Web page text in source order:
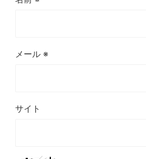
メール ※
サイト